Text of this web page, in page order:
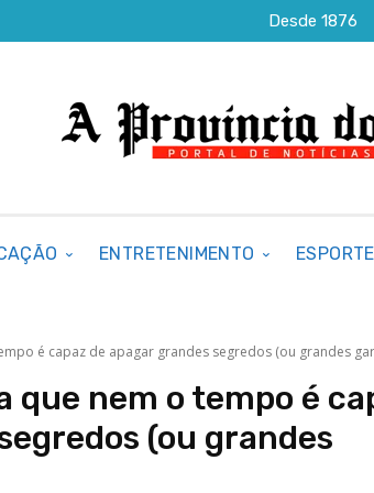
Desde 1876
ENTRETENIMENTO ESPORTE
é capaz de apagar grandes segredos (ou grandes
que nem o tempo é
(ou grandes